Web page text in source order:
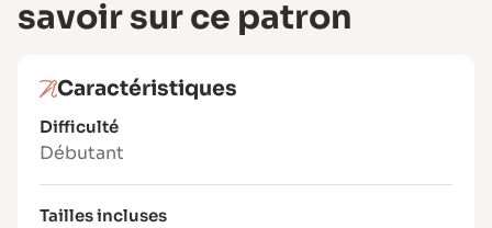
Ce que vous recevez dans le PDF
couleurs
Patron PDF au format A4 (9 pages)
Patron PDF au format A1 (impression ou
projection possible)
Les fichiers sont envoyés directement
dans votre boîte mail après l’achat.
savoir sur ce patron
Caractéristiques
Difficulté
Débutant
Tailles incluses